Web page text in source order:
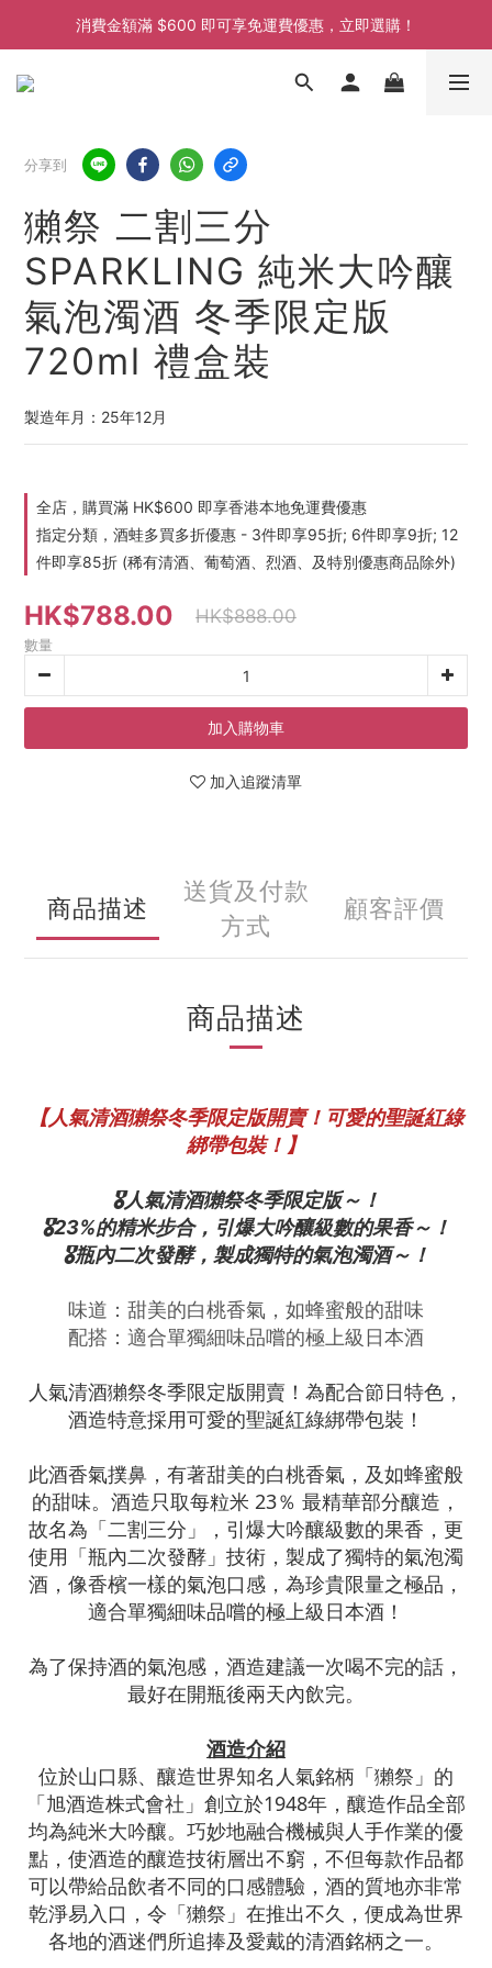
消費金額滿 $600 即可享免運費優惠，立即選購！
消費金額滿 $600 即可享免運費優惠，立即選購！
消費金額滿 $600 即可享免運費優惠，立即選購！
分享到
獺祭 二割三分
SPARKLING 純米大吟釀
氣泡濁酒 冬季限定版
720ml 禮盒裝
製造年月：25年12月
全店，購買滿 HK$600 即享香港本地免運費優惠
指定分類，酒蛙多買多折優惠 - 3件即享95折; 6件即享9折; 12
件即享85折 (稀有清酒、葡萄酒、烈酒、及特別優惠商品除外)
HK$788.00 HK$888.00
數量
加入購物車
加入追蹤清單
商品描述
送貨及付款
方式
顧客評價
商品描述
【人氣清酒獺祭冬季限定版開賣！可愛的聖誕紅綠
綁帶包裝！】
🎖️人氣清酒獺祭冬季限定版～！
🎖️23%的精米步合，引爆大吟釀級數的果香～！
🎖️瓶內二次發酵，製成獨特的氣泡濁酒～！
味道： 甜美的白桃香氣，如蜂蜜般的甜味
配搭： 適合單獨細味品嚐的極上級日本酒
人氣清酒獺祭冬季限定版開賣！為配合節日特色，
酒造特意採用可愛的聖誕紅綠綁帶包裝！
此酒香氣撲鼻，有著甜美的白桃香氣，及如蜂蜜般
的甜味。酒造只取每粒米 23％ 最精華部分釀造，
故名為「二割三分」， 引爆大吟釀級數的果香 ，更
使用 「瓶內二次發酵」技術，製成了獨特的氣泡濁
酒，像香檳一樣的氣泡口感 ，為珍貴限量之極品，
適合單獨細味品嚐的極上級日本酒 ！
為了保持酒的氣泡感，酒造建議一次喝不完的話，
最好在開瓶後兩天內飲完。
酒造介紹
位於山口縣、釀造世界知名人氣銘柄「獺祭」的
「旭酒造株式會社」創立於1948年，釀造作品全部
均為純米大吟釀。巧妙地融合機械與人手作業的優
點，使酒造的釀造技術層出不窮，不但每款作品都
可以帶給品飲者不同的口感體驗，酒的質地亦非常
乾淨易入口，令「獺祭」在推出不久，便成為世界
各地的酒迷們所追捧及愛戴的清酒銘柄之一。